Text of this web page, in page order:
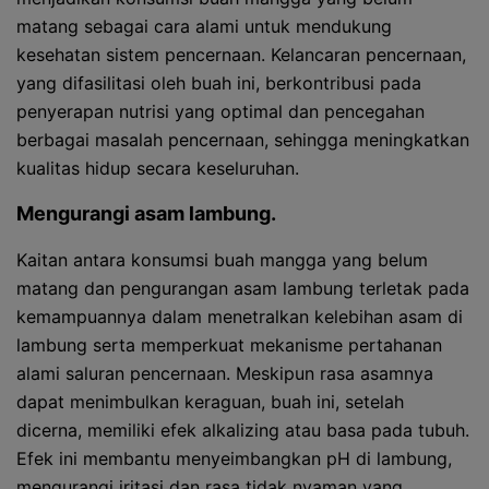
matang sebagai cara alami untuk mendukung
kesehatan sistem pencernaan. Kelancaran pencernaan,
yang difasilitasi oleh buah ini, berkontribusi pada
penyerapan nutrisi yang optimal dan pencegahan
berbagai masalah pencernaan, sehingga meningkatkan
kualitas hidup secara keseluruhan.
Mengurangi asam lambung.
Kaitan antara konsumsi buah mangga yang belum
matang dan pengurangan asam lambung terletak pada
kemampuannya dalam menetralkan kelebihan asam di
lambung serta memperkuat mekanisme pertahanan
alami saluran pencernaan. Meskipun rasa asamnya
dapat menimbulkan keraguan, buah ini, setelah
dicerna, memiliki efek alkalizing atau basa pada tubuh.
Efek ini membantu menyeimbangkan pH di lambung,